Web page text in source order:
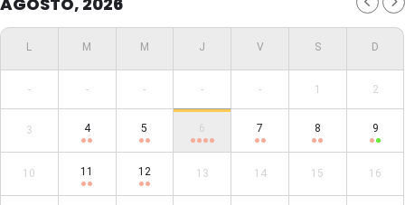
- - - - - 1 2
3 4 5 6 7 8 9
10 11 12 13 14 15 16